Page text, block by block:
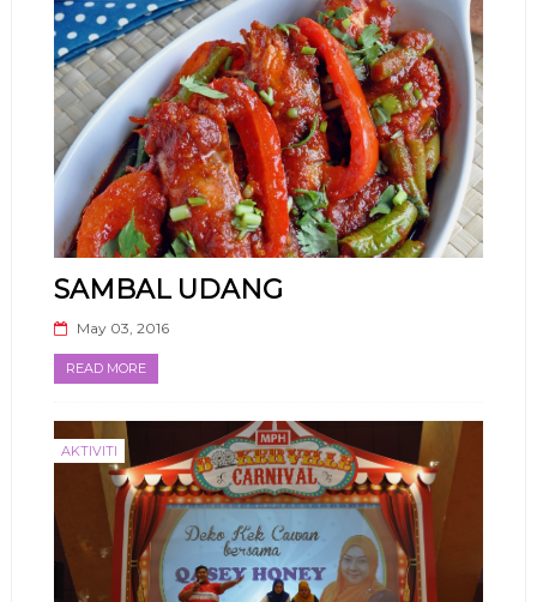
SAMBAL UDANG
May 03, 2016
READ MORE
AKTIVITI